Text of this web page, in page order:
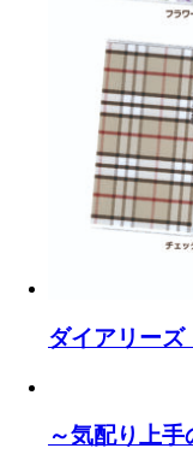
ダイアリーズ
～気配り上